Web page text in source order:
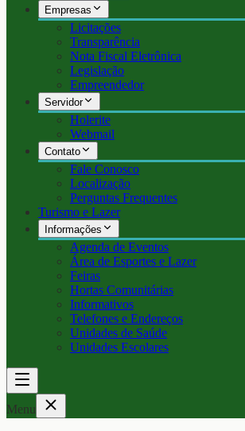
Empresas
Licitações
Transparência
Nota Fiscal Eletrônica
Legislação
Empreendedor
Servidor
Holerite
Webmail
Contato
Fale Conosco
Localização
Perguntas Frequentes
Turismo e Lazer
Informações
Agenda de Eventos
Área de Esportes e Lazer
Feiras
Hortas Comunitárias
Informativos
Telefones e Endereços
Unidades de Saúde
Unidades Escolares
Menu